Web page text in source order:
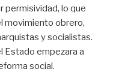
permisividad, lo que
movimiento obrero,
y socialistas.
Estado empezara a
social.